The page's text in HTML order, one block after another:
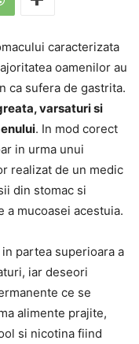
caracterizata
oamenilor au
ca sufera de gastrita.
varsaturi si
. In mod corect
in urma unui
realizat de un medic
din stomac si
a mucoasei acestuia.
partea superioara a
iar deseori
ce se
alimente prajite,
si nicotina fiind